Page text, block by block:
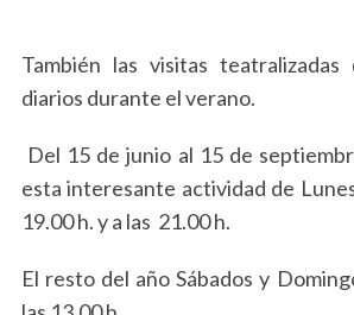
También las visitas teatralizadas
diarios durante el verano.
Del 15 de junio al 15 de
esta interesante actividad de
19.00 h. y a las 21.00 h.
El resto del año Sábados y